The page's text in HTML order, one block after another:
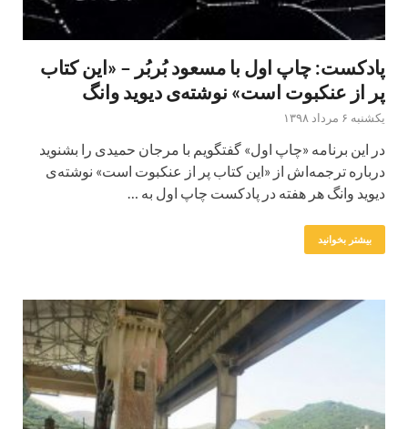
پادکست: چاپ اول با مسعود بُربُر – «این کتاب
پر از عنکبوت است» نوشته‌ی دیوید وانگ
یکشنبه ۶ مرداد ۱۳۹۸
در این برنامه «چاپ اول» گفتگویم با مرجان حمیدی را بشنوید
درباره ترجمه‌اش از «این کتاب پر از عنکبوت است» نوشته‌ی
دیوید وانگ هر هفته در پادکست چاپ اول به …
بیشتر بخوانید